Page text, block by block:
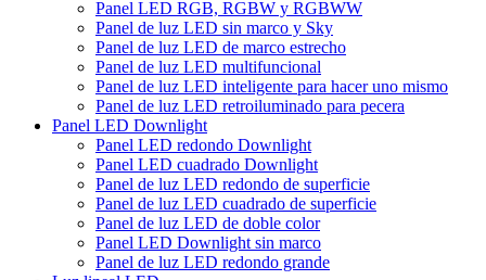
Panel LED RGB, RGBW y RGBWW
Panel de luz LED sin marco y Sky
Panel de luz LED de marco estrecho
Panel de luz LED multifuncional
Panel de luz LED inteligente para hacer uno mismo
Panel de luz LED retroiluminado para pecera
Panel LED Downlight
Panel LED redondo Downlight
Panel LED cuadrado Downlight
Panel de luz LED redondo de superficie
Panel de luz LED cuadrado de superficie
Panel de luz LED de doble color
Panel LED Downlight sin marco
Panel de luz LED redondo grande